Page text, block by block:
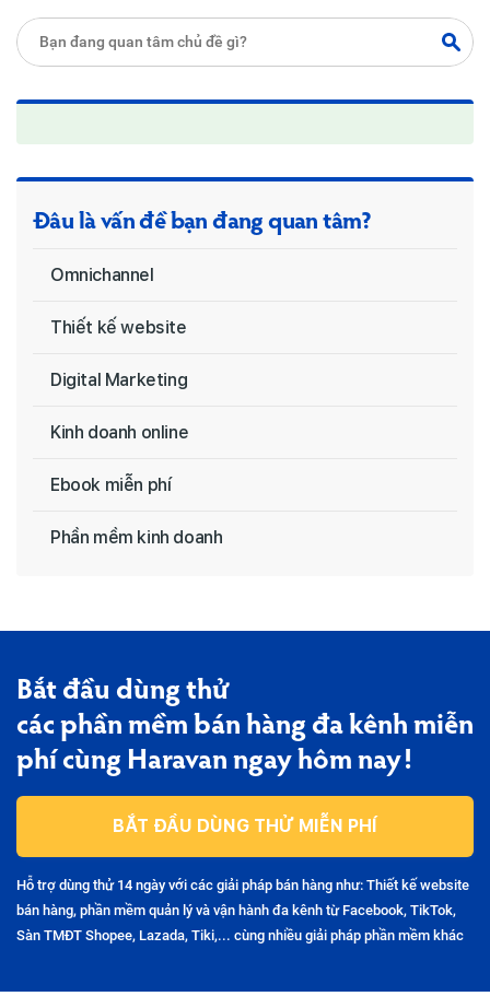
Đâu là vấn đề bạn đang quan tâm?
Omnichannel
Thiết kế website
Digital Marketing
Kinh doanh online
Ebook miễn phí
Phần mềm kinh doanh
Bắt đầu dùng thử
các phần mềm bán hàng đa kênh miễn
phí cùng Haravan ngay hôm nay!
BẮT ĐẦU DÙNG THỬ MIỄN PHÍ
Hỗ trợ dùng thử 14 ngày với các giải pháp bán hàng như: Thiết kế website
bán hàng, phần mềm quản lý và vận hành đa kênh từ Facebook, TikTok,
Sàn TMĐT Shopee, Lazada, Tiki,... cùng nhiều giải pháp phần mềm khác